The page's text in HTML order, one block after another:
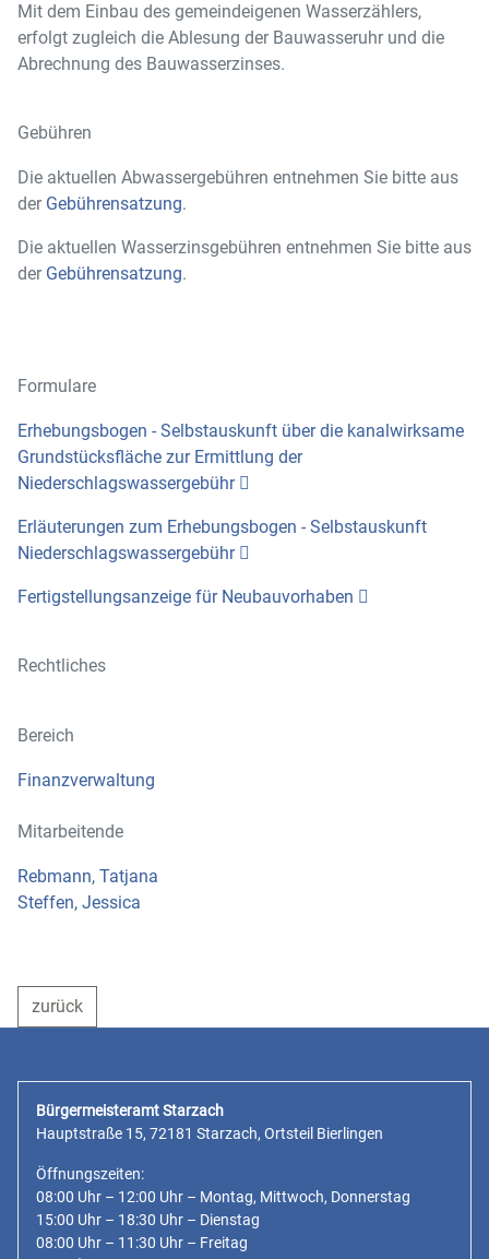
Mit dem Einbau des gemeindeigenen Wasserzählers,
erfolgt zugleich die Ablesung der Bauwasseruhr und die
Abrechnung des Bauwasserzinses.
Gebühren
Die aktuellen Abwassergebühren entnehmen Sie bitte aus
der Gebührensatzung.
Die aktuellen Wasserzinsgebühren entnehmen Sie bitte aus
der Gebührensatzung.
Formulare
Erhebungsbogen - Selbstauskunft über die kanalwirksame
Grundstücksfläche zur Ermittlung der
Niederschlagswassergebühr
Erläuterungen zum Erhebungsbogen - Selbstauskunft
Niederschlagswassergebühr
Fertigstellungsanzeige für Neubauvorhaben
Rechtliches
Bereich
Finanzverwaltung
Mitarbeitende
Rebmann, Tatjana
Steffen, Jessica
zurück
Bürgermeisteramt Starzach
Hauptstraße 15, 72181 Starzach, Ortsteil Bierlingen
Öffnungszeiten:
08:00 Uhr – 12:00 Uhr – Montag, Mittwoch, Donnerstag
15:00 Uhr – 18:30 Uhr – Dienstag
08:00 Uhr – 11:30 Uhr – Freitag